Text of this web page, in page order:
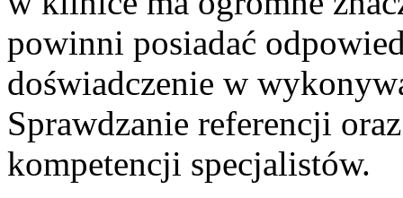
powinni posiadać
doświadczenie w
Sprawdzanie referencji
kompetencji specjalistów.